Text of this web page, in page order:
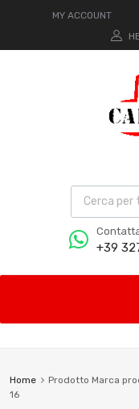
MY ACCOUNT
+39
Home Prodotto Marca
16